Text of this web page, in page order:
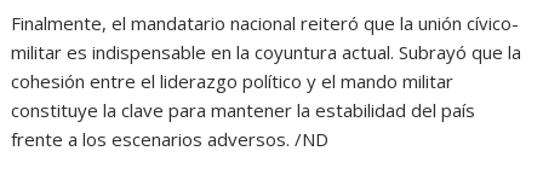
Finalmente, el mandatario nacional reiteró que la unión cívico-
militar es indispensable en la coyuntura actual. Subrayó que la
cohesión entre el liderazgo político y el mando militar
constituye la clave para mantener la estabilidad del país
frente a los escenarios adversos. /ND